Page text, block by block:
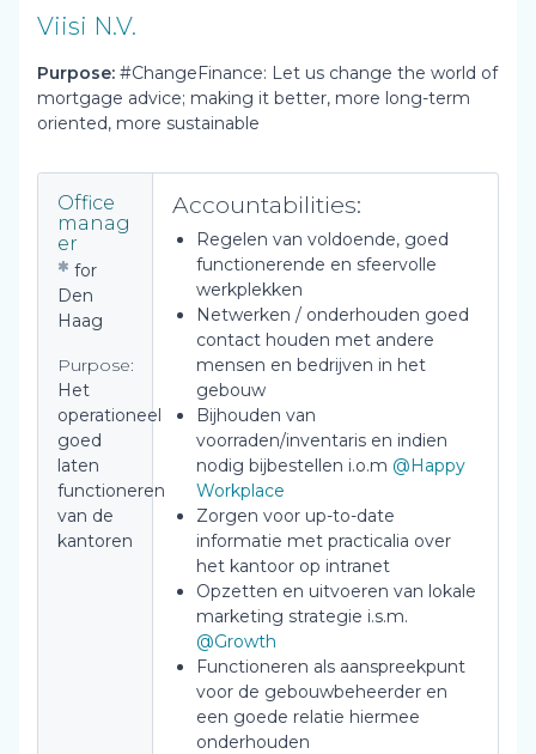
Viisi N.V.
Purpose: #ChangeFinance: Let us change the world of
mortgage advice; making it better, more long-term
oriented, more sustainable
Office
manag
er
for
Den
Haag
Purpose:
Het
operationeel
goed
laten
functioneren
van de
kantoren
Accountabilities:
Regelen van voldoende, goed
functionerende en sfeervolle
werkplekken
Netwerken / onderhouden goed
contact houden met andere
mensen en bedrijven in het
gebouw
Bijhouden van
voorraden/inventaris en indien
nodig bijbestellen i.o.m @Happy
Workplace
Zorgen voor up-to-date
informatie met practicalia over
het kantoor op intranet
Opzetten en uitvoeren van lokale
marketing strategie i.s.m.
@Growth
Functioneren als aanspreekpunt
voor de gebouwbeheerder en
een goede relatie hiermee
onderhouden